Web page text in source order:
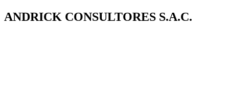
ANDRICK CONSULTORES S.A.C.